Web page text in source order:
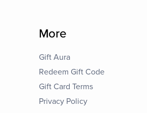
More
Gift Aura
Redeem Gift Code
Gift Card Terms
Privacy Policy